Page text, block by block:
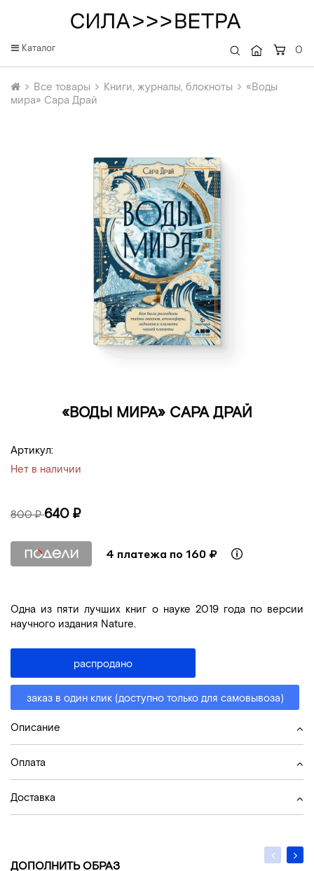
Каталог 0
Все товары Книги, журналы, блокноты
«Воды
мира» Сара Драй
«ВОДЫ МИРА» САРА ДРАЙ
Артикул:
Нет в наличии
800 ₽640 ₽
4 платежа по 160 ₽
Одна из пяти лучших книг о науке 2019 года по версии
научного издания Nature.
распродано
заказ в один клик (доступно только для самовывоза)
Описание
Оплата
Доставка
ДОПОЛНИТЬ ОБРАЗ
Все товары
Одежда
Одежда
Футболки и
Книги, журналы, блокноты